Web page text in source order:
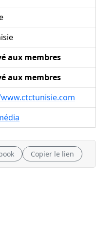
aux membres
aux membres
Copier le lien